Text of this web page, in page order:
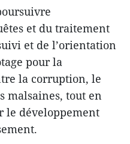
et du traitement
et de l’orientation
pour la
la corruption, le
malsaines, tout en
le développement